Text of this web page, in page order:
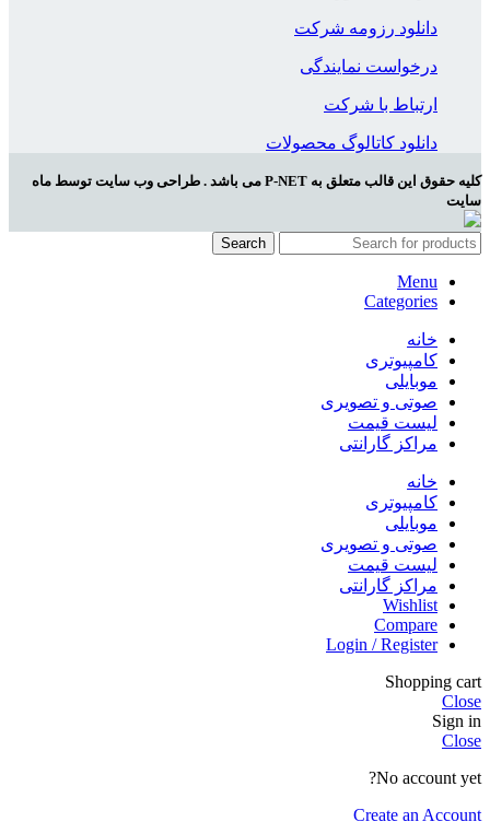
دانلود رزومه شرکت
درخواست نمایندگی
ارتباط با شرکت
دانلود کاتالوگ محصولات
کلیه حقوق این قالب متعلق به P-NET می باشد . طراحی وب سایت توسط ماه
سایت
Search
Menu
Categories
خانه
کامپیوتری
موبایلی
صوتی و تصویری
لیست قیمت
مراکز گارانتی
خانه
کامپیوتری
موبایلی
صوتی و تصویری
لیست قیمت
مراکز گارانتی
Wishlist
Compare
Login / Register
Shopping cart
Close
Sign in
Close
No account yet?
Create an Account